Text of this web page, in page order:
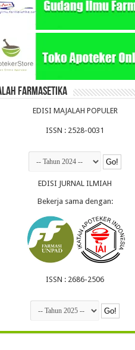
Farmasetika
EDISI MAJALAH POPULER
ISSN : 2528-0031
EDISI JURNAL ILMIAH
Bekerja sama dengan:
ISSN : 2686-2506